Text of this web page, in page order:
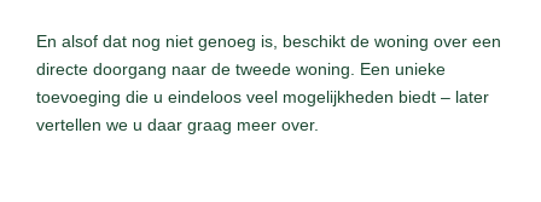
En alsof dat nog niet genoeg is, beschikt de woning over een
directe doorgang naar de tweede woning. Een unieke
toevoeging die u eindeloos veel mogelijkheden biedt – later
vertellen we u daar graag meer over.